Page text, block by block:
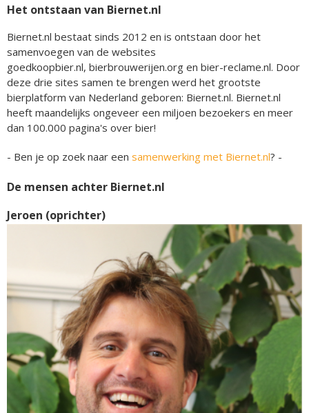
Het ontstaan van Biernet.nl
Biernet.nl bestaat sinds 2012 en is ontstaan door het
samenvoegen van de websites
goedkoopbier.nl, bierbrouwerijen.org en bier-reclame.nl. Door
deze drie sites samen te brengen werd het grootste
bierplatform van Nederland geboren: Biernet.nl. Biernet.nl
heeft maandelijks ongeveer een miljoen bezoekers en meer
dan 100.000 pagina's over bier!
- Ben je op zoek naar een samenwerking met Biernet.nl? -
De mensen achter Biernet.nl
Jeroen (oprichter)